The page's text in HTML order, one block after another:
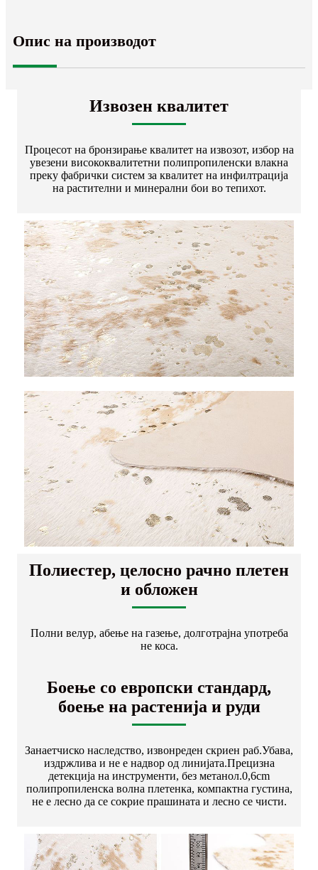
Опис на производот
Извозен квалитет
Процесот на бронзирање квалитет на извозот, избор на
увезени висококвалитетни полипропиленски влакна
преку фабрички систем за квалитет на инфилтрација
на растителни и минерални бои во тепихот.
Полиестер, целосно рачно плетен
и обложен
Полни велур, абење на газење, долготрајна употреба
не коса.
Боење со европски стандард,
боење на растенија и руди
Занаетчиско наследство, извонреден скриен раб.Убава,
издржлива и не е надвор од линијата.Прецизна
детекција на инструменти, без метанол.0,6cm
полипропиленска волна плетенка, компактна густина,
не е лесно да се сокрие прашината и лесно се чисти.